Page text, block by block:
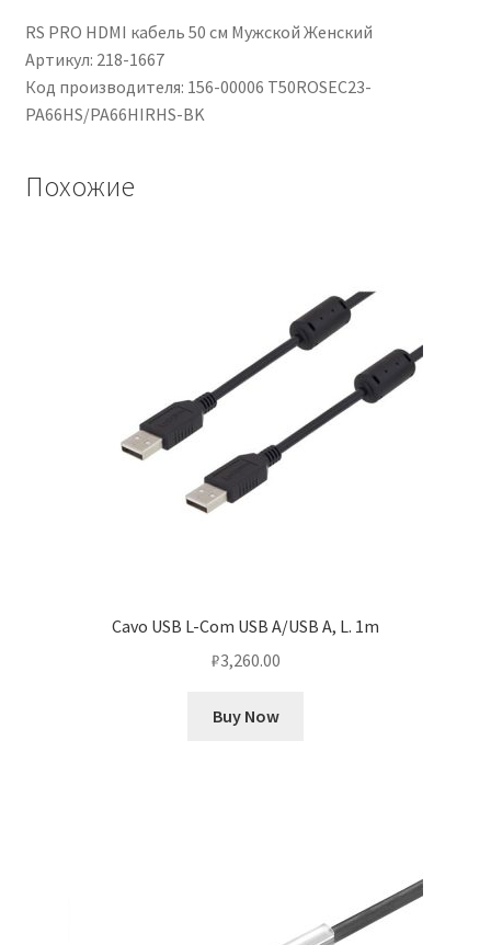
RS PRO HDMI кабель 50 см Мужской Женский
Артикул: 218-1667
Код производителя: 156-00006 T50ROSEC23-
PA66HS/PA66HIRHS-BK
Похожие
Cavo USB L-Com USB A/USB A, L. 1m
₽3,260.00
Buy Now